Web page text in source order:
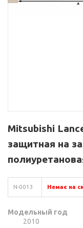
Mitsubishi
защитная на
N-0013 Немає на
Модельный год
2010